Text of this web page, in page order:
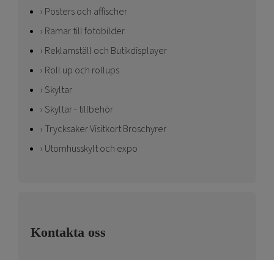
Posters och affischer
Ramar till fotobilder
Reklamställ och Butikdisplayer
Roll up och rollups
Skyltar
Skyltar - tillbehör
Trycksaker Visitkort Broschyrer
Utomhusskylt och expo
Kontakta oss